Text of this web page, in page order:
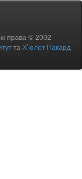
права © 2002-
та Х’юлет Пакард -